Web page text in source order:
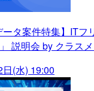
ータ案件特集】ITフ
説明会 by クラス
(水) 19:00